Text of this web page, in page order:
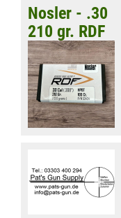
Nosler - .30
210 gr. RDF